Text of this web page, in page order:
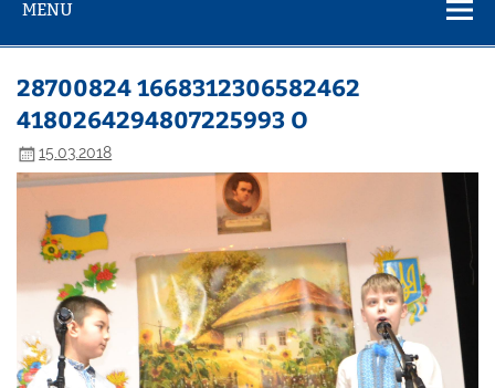
MENU
28700824 1668312306582462
4180264294807225993 O
15.03.2018